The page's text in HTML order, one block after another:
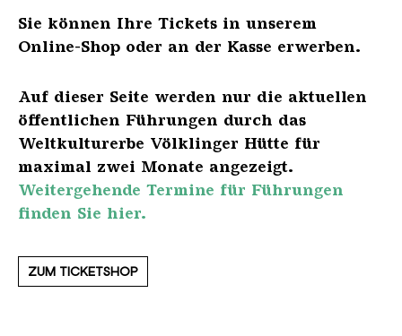
Sie können Ihre Tickets in unserem
Online-Shop oder an der Kasse erwerben.
Auf dieser Seite werden nur die aktuellen
öffentlichen Führungen durch das
Weltkulturerbe Völklinger Hütte für
maximal zwei Monate angezeigt.
Weitergehende Termine für Führungen
finden Sie hier.
ZUM TICKETSHOP